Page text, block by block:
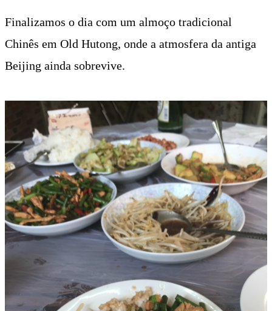
Finalizamos o dia com um almoço tradicional
Chinês em Old Hutong, onde a atmosfera da antiga
Beijing ainda sobrevive.